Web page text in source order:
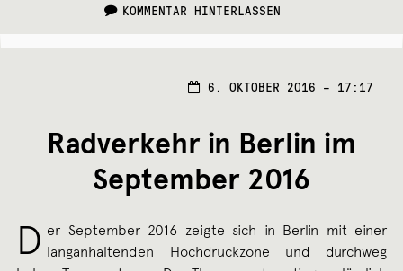
KOMMENTAR HINTERLASSEN
6. OKTOBER 2016 – 17:17
Radverkehr in Berlin im
September 2016
D er September 2016 zeigte sich in Berlin mit einer
langanhaltenden Hochdruckzone und durchweg